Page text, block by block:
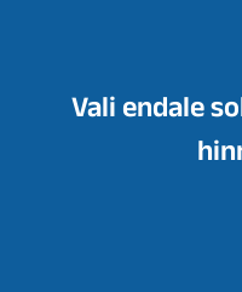
Vali endale